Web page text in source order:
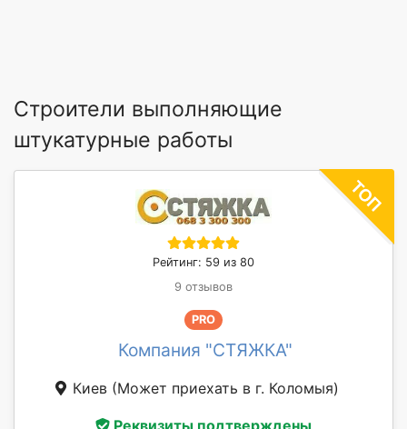
Строители выполняющие
штукатурные работы
Рейтинг: 59 из 80
9 отзывов
PRO
Компания "СТЯЖКА"
Киев (Может приехать в г. Коломыя)